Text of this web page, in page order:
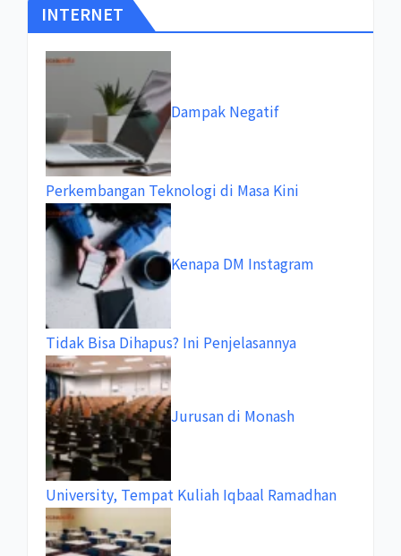
INTERNET
Dampak Negatif
Perkembangan Teknologi di Masa Kini
Kenapa DM Instagram
Tidak Bisa Dihapus? Ini Penjelasannya
Jurusan di Monash
University, Tempat Kuliah Iqbaal Ramadhan